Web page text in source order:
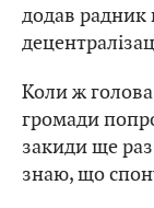
додав радник
Коли ж голова
громади
закиди ще раз
знаю, що